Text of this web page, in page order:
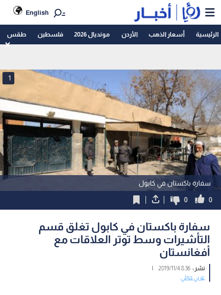
English
الرئيسية أسعار الذهب الأردن مونديال 2026 فلسطين طقس
سفارة باكستان في كابول
1
0
0
سفارة باكستان في كابول تغلق قسم
التأشيرات وسط توتر العلاقات مع
أفغانستان
نشر :8:36 2019/11/4
|
عربي دولي